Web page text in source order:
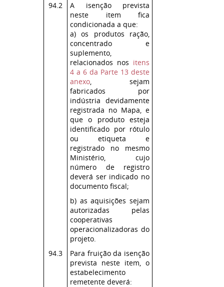
94.2
A isenção prevista
neste item fica
condicionada a que:
a) os produtos ração,
concentrado e
suplemento,
relacionados nos itens
4 a 6 da Parte 13 deste
anexo, sejam
fabricados por
indústria devidamente
registrada no Mapa, e
que o produto esteja
identificado por rótulo
ou etiqueta e
registrado no mesmo
Ministério, cujo
número de registro
deverá ser indicado no
documento fiscal;
b) as aquisições sejam
autorizadas pelas
cooperativas
operacionalizadoras do
projeto.
94.3
Para fruição da isenção
prevista neste item, o
estabelecimento
remetente deverá: